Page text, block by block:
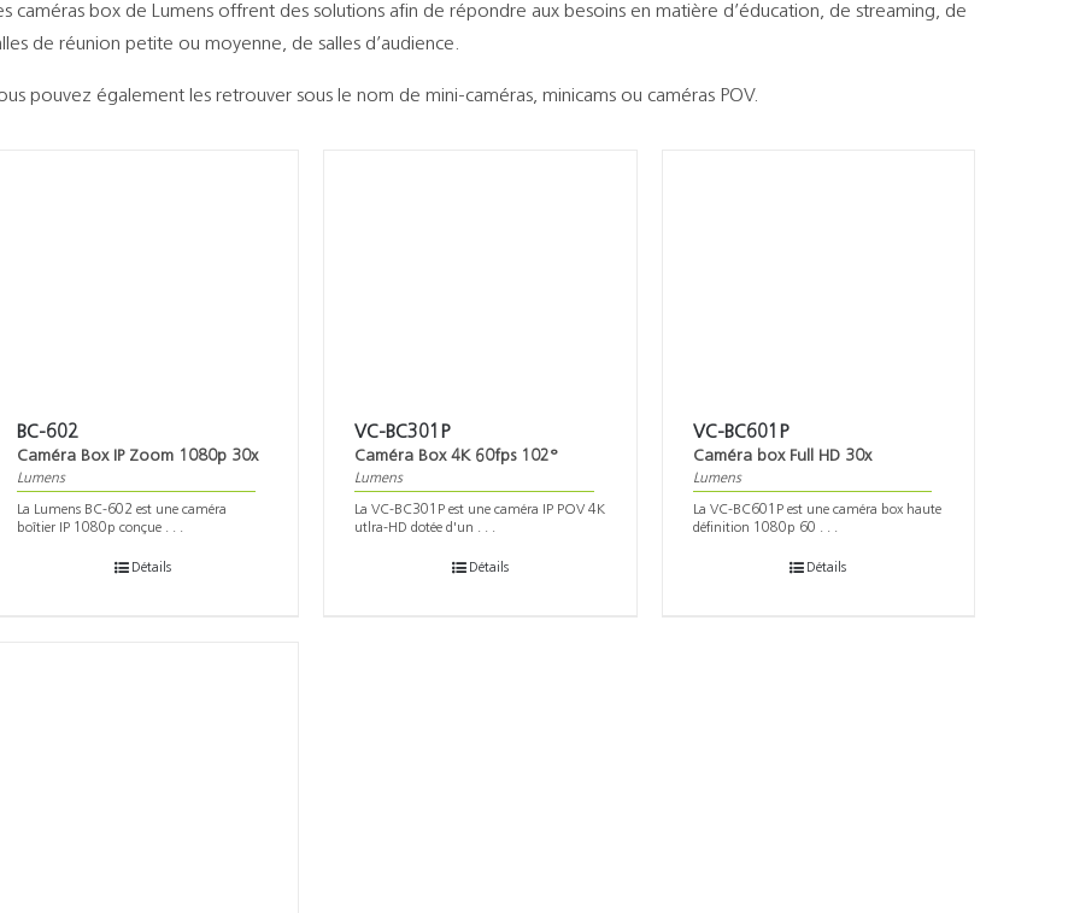
caméras box de Lumens offrent des solutions afin de répondre aux besoins en matière d’éducation, de streaming, de
de réunion petite ou moyenne, de salles d’audience.
pouvez également les retrouver sous le nom de mini-caméras, minicams ou caméras POV.
BC-602
Caméra Box IP Zoom 1080p 30x
Lumens
La Lumens BC-602 est une caméra
boîtier IP 1080p conçue . . .
Détails
VC-BC301P
Caméra Box 4K 60fps 102°
Lumens
La VC-BC301P est une caméra IP POV 4K
utlra-HD dotée d'un . . .
Détails
VC-BC601P
Caméra box Full HD 30x
Lumens
La VC-BC601P est une caméra box haute
définition 1080p 60 . . .
Détails